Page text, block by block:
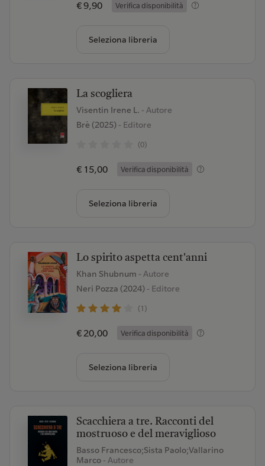
€ 9,90 Verifica disponibilità
Seleziona libreria
La scogliera
Visentin Irene L. - Autore
Brè (2025)- Editore
(0)
€ 15,00 Verifica disponibilità
Seleziona libreria
Lo spirito aspetta cent'anni
Khan Shubnum - Autore
Neri Pozza (2024)- Editore
(1)
€ 20,00 Verifica disponibilità
Seleziona libreria
Scacchiera a tre. Racconti del
mostruoso e del meraviglioso
Basso Francesco;Sista Paolo;Vallarino
Marco - Autore